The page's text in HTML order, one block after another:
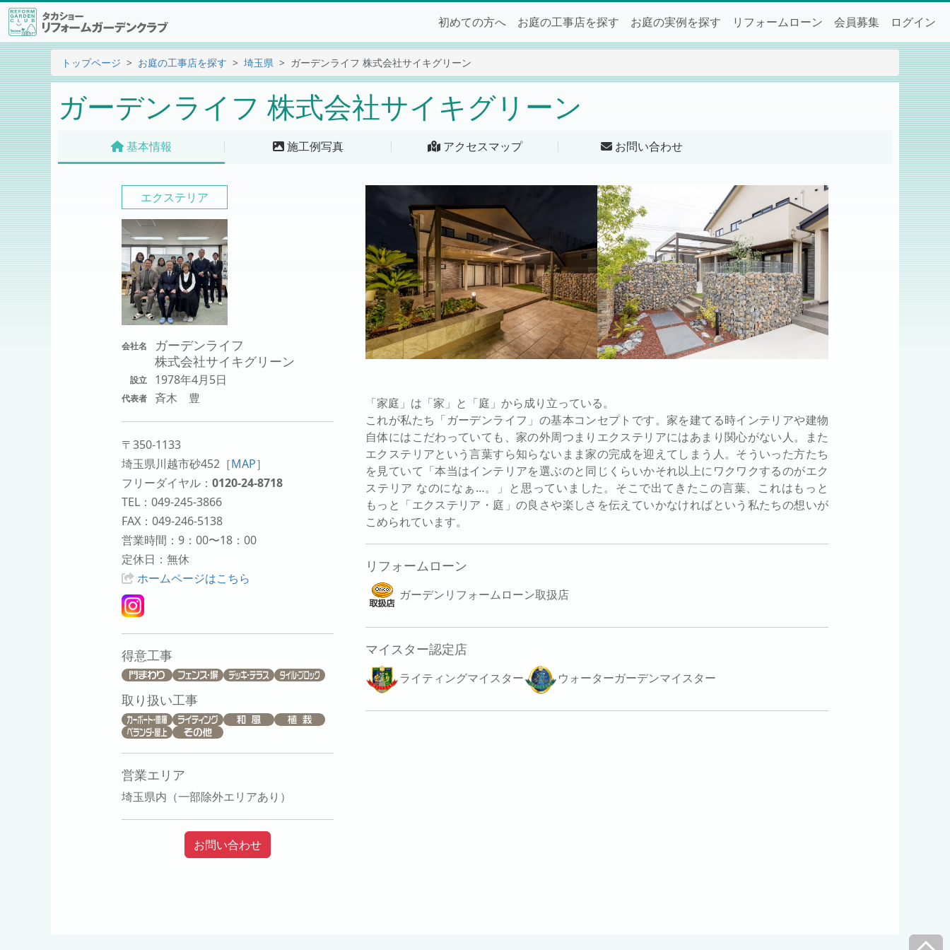
初めての方へ お庭の工事店を探す お庭の実例を探す リフォームローン 会員募集 ログイン
トップページ お庭の工事店を探す 埼玉県 ガーデンライフ 株式会社サイキグリーン
ガーデンライフ 株式会社サイキグリーン
基本情報 施工例写真 アクセスマップ お問い合わせ
エクステリア
会社名
ガーデンライフ
株式会社サイキグリーン
設立 1978年4月5日
代表者 斉木 豊
〒350-1133
埼玉県川越市砂452 ［MAP］
フリーダイヤル： 0120-24-8718
TEL：049-245-3866
FAX：049-246-5138
営業時間：9：00〜18：00
定休日：無休
ホームページはこちら
得意工事
取り扱い工事
営業エリア
埼玉県内（一部除外エリアあり）
お問い合わせ
「家庭」は「家」と「庭」から成り立っている。
これが私たち「ガーデンライフ」の基本コンセプトです。家を建てる時インテリアや建物
自体にはこだわっていても、家の外周つまりエクステリアにはあまり関心がない人。また
エクステリアという言葉すら知らないまま家の完成を迎えてしまう人。そういった方たち
を見ていて「本当はインテリアを選ぶのと同じくらいかそれ以上にワクワクするのがエク
ステリア なのになぁ…。」と思っていました。そこで出てきたこの言葉、これはもっと
もっと「エクステリア・庭」の良さや楽しさを伝えていかなければという私たちの想いが
こめられています。
リフォームローン
ガーデンリフォームローン取扱店
マイスター認定店
ライティングマイスター ウォーターガーデンマイスター